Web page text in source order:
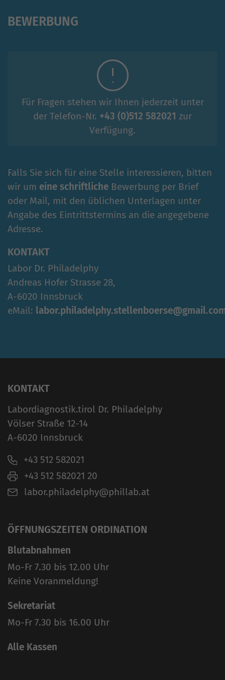
BEWERBUNG
Für Fragen stehen wir Ihnen jederzeit unter
der Telefon-Nr. +43 (0)512 582021 zur
Verfügung.
Falls Sie sich für eine Stelle interessieren, bitten
wir um eine schriftliche Bewerbung per Brief
oder Mail, mit den üblichen Unterlagen unter
Angabe des Eintrittstermins an die angegebene
Adresse.
KONTAKT
Labor Dr. Philadelphy
Andreas Hofer Strasse 28,
A-6020 Innsbruck
eMail:
KONTAKT
Labordiagnostik.tirol Dr. Philadelphy
Völser Straße 12-14
A-6020 Innsbruck
+43 512 582021
+43 512 582021 20
labor.philadelphy@phillab.at
ÖFFNUNGSZEITEN ORDINATION
Blutabnahmen
Mo-Fr 7.30 bis 12.00 Uhr
Keine Voranmeldung!
Sekretariat
Mo-Fr 7.30 bis 16.00 Uhr
Alle Kassen